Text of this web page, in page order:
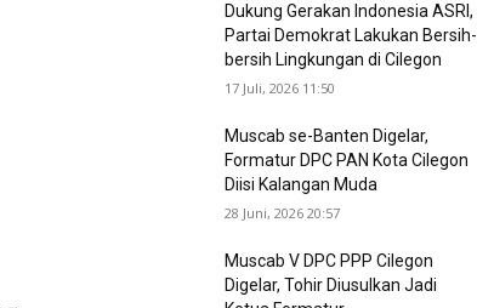
Dukung Gerakan Indonesia ASRI,
Partai Demokrat Lakukan Bersih-
bersih Lingkungan di Cilegon
17 Juli, 2026 11:50
Muscab se-Banten Digelar,
Formatur DPC PAN Kota Cilegon
Diisi Kalangan Muda
28 Juni, 2026 20:57
Muscab V DPC PPP Cilegon
Digelar, Tohir Diusulkan Jadi